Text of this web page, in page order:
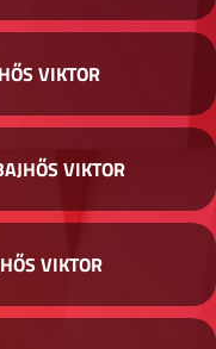
VIKTOR
VIKTOR
VIKTOR